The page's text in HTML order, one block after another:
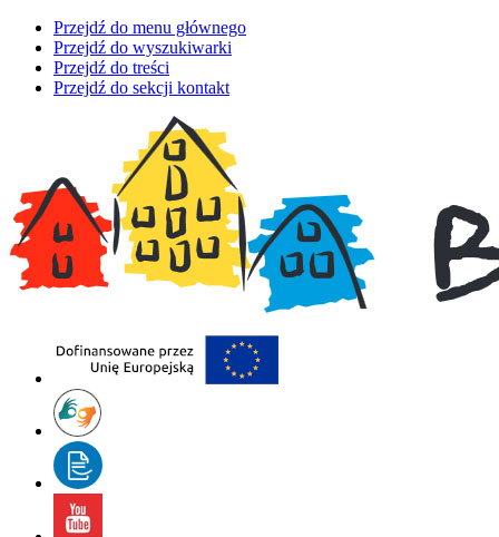
Przejdź do menu głównego
Przejdź do wyszukiwarki
Przejdź do treści
Przejdź do sekcji kontakt